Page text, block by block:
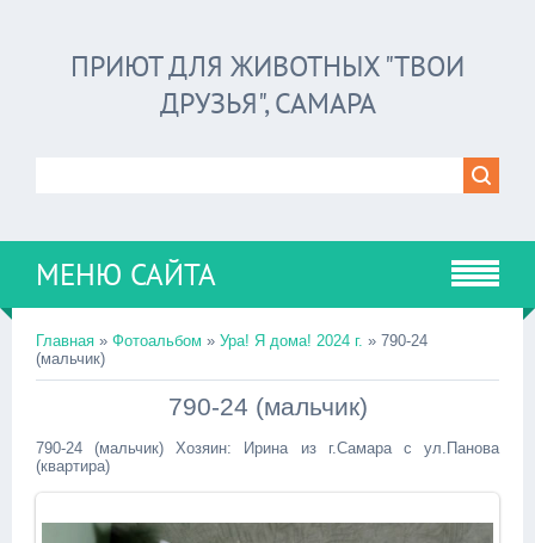
ПРИЮТ ДЛЯ ЖИВОТНЫХ "ТВОИ
ДРУЗЬЯ", САМАРА
МЕНЮ САЙТА
Главная » Фотоальбом » Ура! Я дома! 2024 г. » 790-24
(мальчик)
790-24 (мальчик)
790-24 (мальчик) Хозяин: Ирина из г.Самара с ул.Панова
(квартира)